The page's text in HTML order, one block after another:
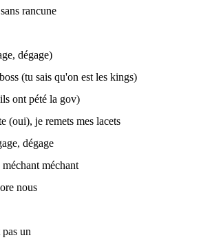
rancune
dégage)
(tu sais qu'on est les kings)
ont pété la gov)
(oui), je remets mes lacets
dégage
méchant méchant
nous
un